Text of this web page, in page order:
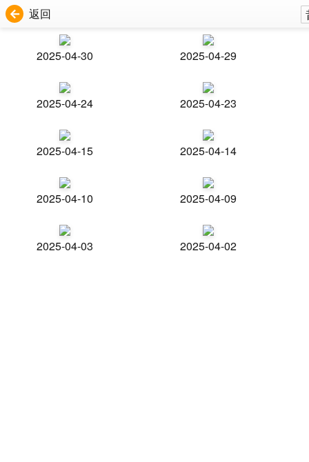
返回
2025-04-30 2025-04-29
2025-04-24 2025-04-23
2025-04-15 2025-04-14
2025-04-10 2025-04-09
2025-04-03 2025-04-02